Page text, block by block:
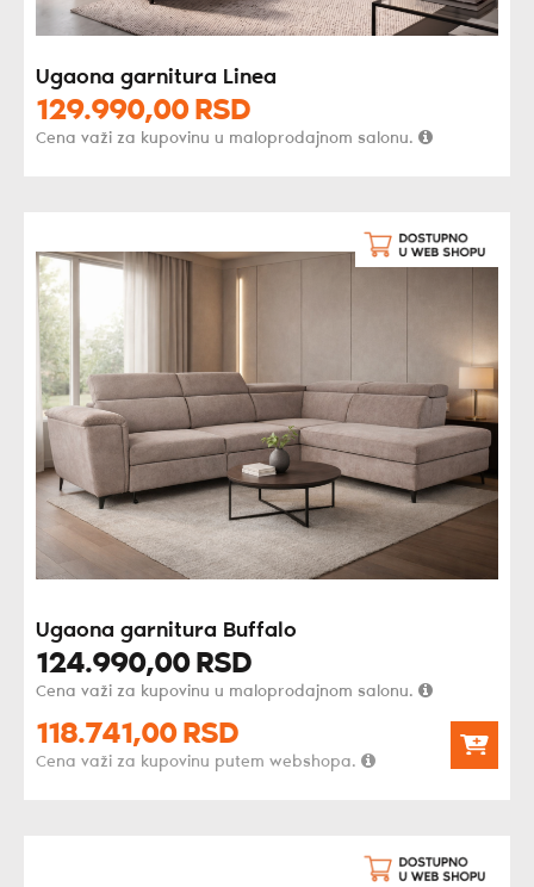
Ugaona garnitura Linea
129.990,00 RSD
Cena važi za kupovinu u maloprodajnom salonu.
Ugaona garnitura Buffalo
124.990,00 RSD
Cena važi za kupovinu u maloprodajnom salonu.
118.741,00 RSD
Cena važi za kupovinu putem webshopa.